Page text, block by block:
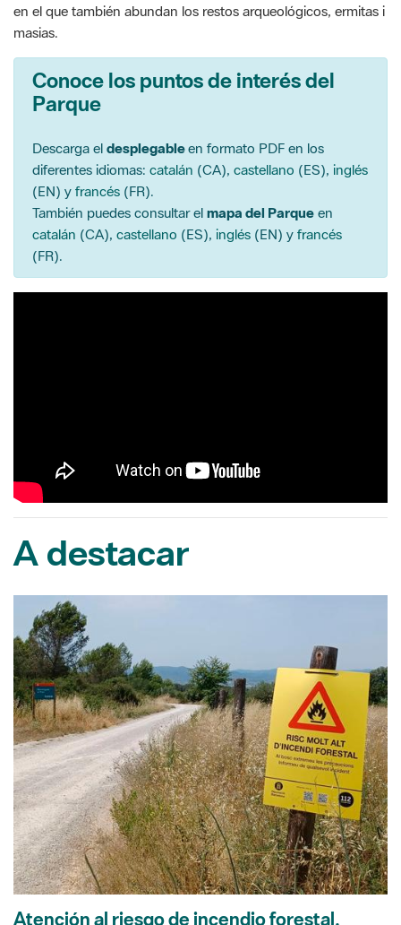
en el que también abundan los restos arqueológicos, ermitas i
masias.
Conoce los puntos de interés del
Parque
Descarga el desplegableen formato PDF en los
diferentes idiomas: catalán (CA), castellano (ES), inglés
(EN) y francés (FR).
También puedes consultar el mapa del Parque en
catalán (CA), castellano (ES), inglés (EN) y francés
(FR).
A destacar
Atención al riesgo de incendio forestal.